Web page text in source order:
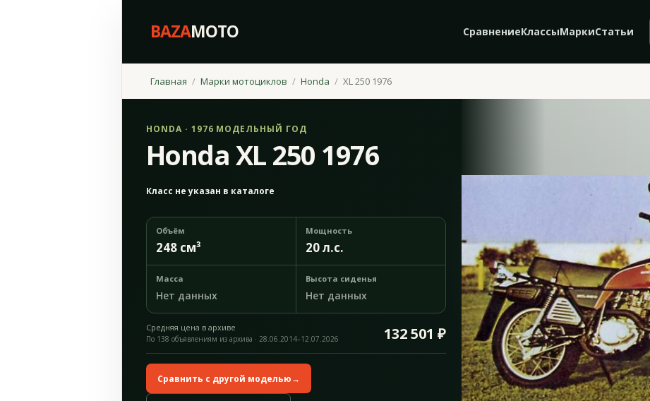
BAZAMOTO СравнениеКлассыМаркиСтатьи
Главная Марки мотоциклов Honda XL 250 1976
HONDA · 1976 МОДЕЛЬНЫЙ ГОД
Honda XL 250 1976
Класс не указан в каталоге
Объём
248 см³
Мощность
20 л.с.
Масса
Нет данных
Высота сиденья
Нет данных
Средняя цена в архиве 132 501 ₽
По 138 объявлениям из архива · 28.06.2014–12.07.2026
Сравнить с другой моделью→